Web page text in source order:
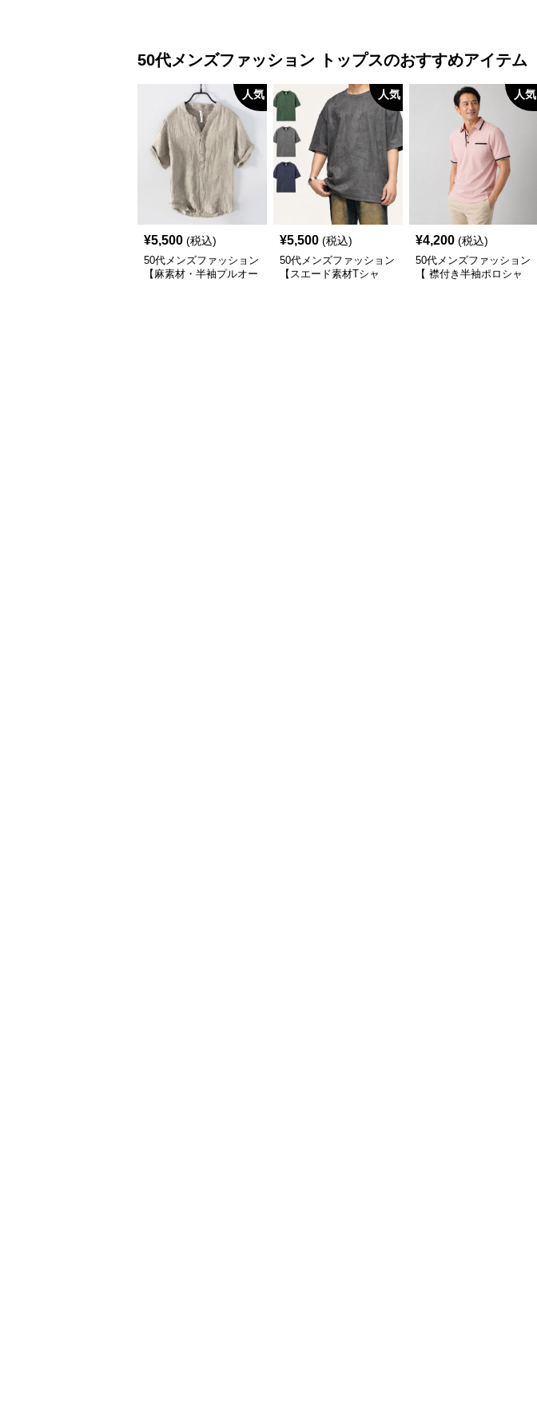
50代メンズファッション トップスのおすすめアイテム
人気
¥5,500 (税込)
50代メンズファッション
【麻素材・半袖プルオー
人気
¥5,500 (税込)
50代メンズファッション
【スエード素材Tシャ
人気
¥4,200 (税込)
50代メンズファッション
【 襟付き半袖ポロシャ